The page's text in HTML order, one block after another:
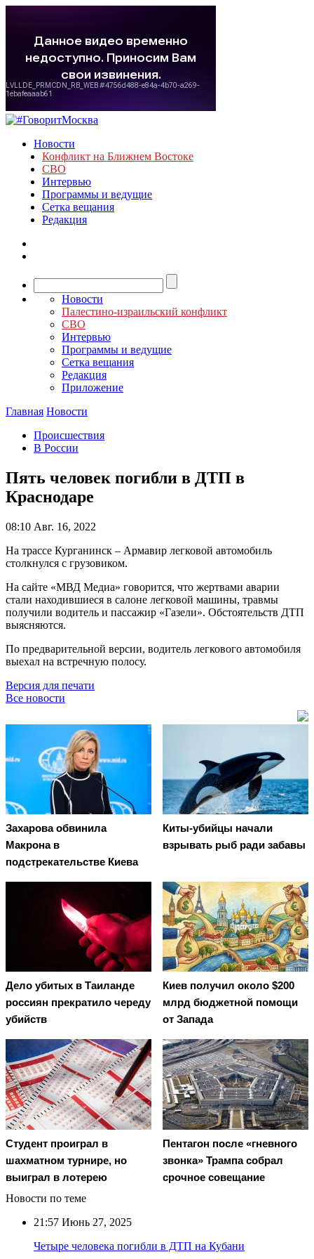
Новости
Конфликт на Ближнем Востоке
СВО
Интервью
Программы и ведущие
Сетка вещания
Редакция
Новости
Палестино-израильский конфликт
СВО
Интервью
Программы и ведущие
Сетка вещания
Редакция
Приложение
Главная Новости
Происшествия
В России
Пять человек погибли в ДТП в
Краснодаре
08:10 Авг. 16, 2022
На трассе Курганинск – Армавир легковой автомобиль
столкнулся с грузовиком.
На сайте «МВД Медиа» говорится, что жертвами аварии
стали находившиеся в салоне легковой машины, травмы
получили водитель и пассажир «Газели». Обстоятельств ДТП
выясняются.
По предварительной версии, водитель легкового автомобиля
выехал на встречную полосу.
Версия для печати
Все новости
Захарова обвинила
Макрона в
подстрекательстве Киева
Киты-убийцы начали
взрывать рыб ради забавы
Дело убитых в Таиланде
россиян прекратило череду
убийств
Киев получил около $200
млрд бюджетной помощи
от Запада
Студент проиграл в
шахматном турнире, но
выиграл в лотерею
Пентагон после «гневного
звонка» Трампа собрал
срочное совещание
Новости по теме
21:57 Июнь 27, 2025
Четыре человека погибли в ДТП на Кубани